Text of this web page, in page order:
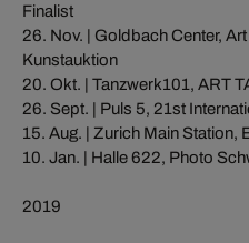
Finalist
26. Nov. | Goldbach Center,
Kunstauktion
20. Okt. | Tanzwerk101, ART
26. Sept. | Puls 5, 21st
15. Aug. | Zurich Main Station,
10. Jan. | Halle 622, Photo
2019